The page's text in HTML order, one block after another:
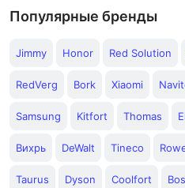
Популярные бренды
Jimmy Honor Red Solution
RedVerg Bork Xiaomi
Samsung Kitfort Thomas
Вихрь DeWalt Tineco
Taurus Dyson Coolfort